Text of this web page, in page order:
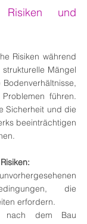
Risiken und
Risiken während
Mängel
führen.
Sicherheit und die
beeinträchtigen
die
erfordern.
nach dem Bau